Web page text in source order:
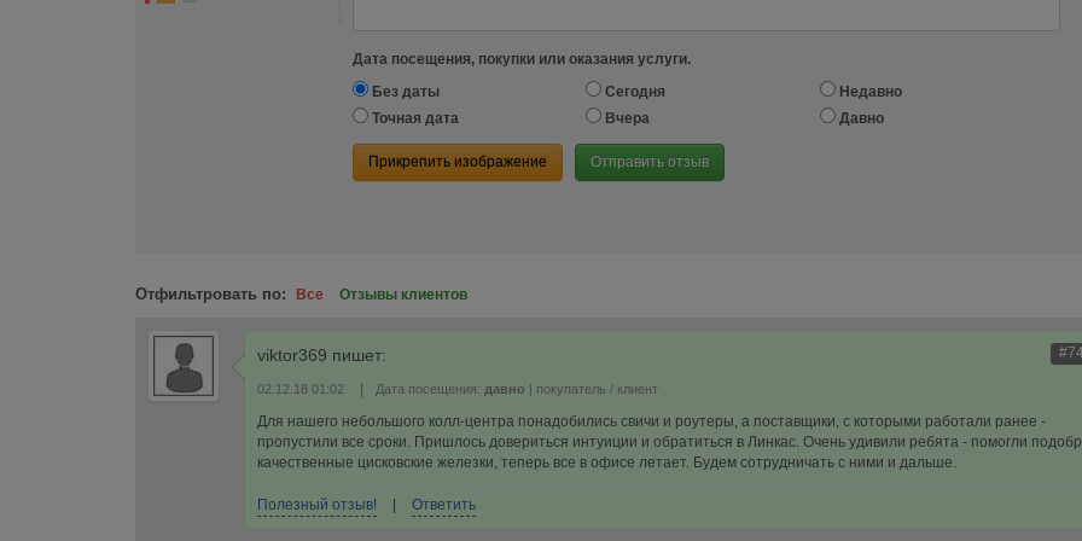
Дата посещения, покупки или оказания услуги.
Без даты
Сегодня
Недавно
Точная дата
Вчера Давно
Прикрепить изображение Отправить отзыв
Отфильтровать по: Все Отзывы клиентов
viktor369 пишет:
02.12.18 01:02 Дата посещения: давно | покупатель / клиент
Для нашего небольшого колл-центра понадобились свичи и роутеры, а поставщики, с которыми работали ранее -
пропустили все сроки. Пришлось довериться интуиции и обратиться в Линкас. Очень удивили ребята - помогли
качественные цисковские железки, теперь все в офисе летает. Будем сотрудничать с ними и дальше.
Полезный отзыв! Ответить